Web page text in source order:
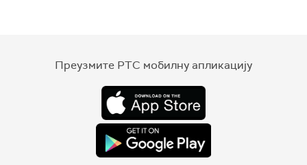
Преузмите РТС мобилну апликацију